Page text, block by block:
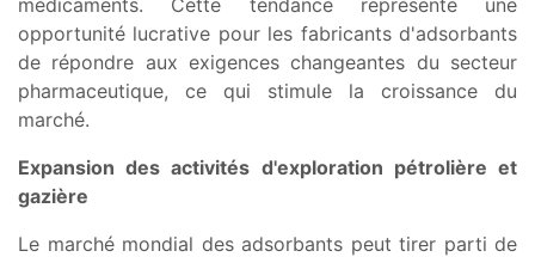
opportunité lucrative pour les fabricants d'adsorbants
de répondre aux exigences changeantes du secteur
pharmaceutique, ce qui stimule la croissance du
marché.
Expansion des activités d'exploration pétrolière et
gazière
Le marché mondial des adsorbants peut tirer parti de